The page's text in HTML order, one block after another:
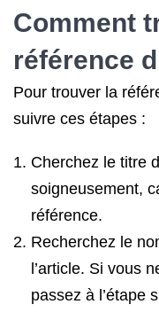
Comment
référence
Pour trouver la
suivre ces étapes :
Cherchez le titre
soigneusement,
référence.
Recherchez le
l’article. Si vous
passez à l’étape